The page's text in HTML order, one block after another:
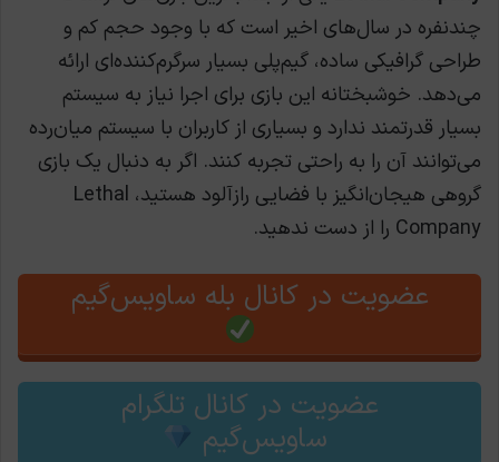
چندنفره در سال‌های اخیر است که با وجود حجم کم و
طراحی گرافیکی ساده، گیم‌پلی بسیار سرگرم‌کننده‌ای ارائه
می‌دهد. خوشبختانه این بازی برای اجرا نیاز به سیستم
بسیار قدرتمند ندارد و بسیاری از کاربران با سیستم میان‌رده
می‌توانند آن را به راحتی تجربه کنند. اگر به دنبال یک بازی
گروهی هیجان‌انگیز با فضایی رازآلود هستید، Lethal
Company را از دست ندهید.
عضویت در کانال بله ساویس‌گیم
عضویت در کانال تلگرام
ساویس‌گیم